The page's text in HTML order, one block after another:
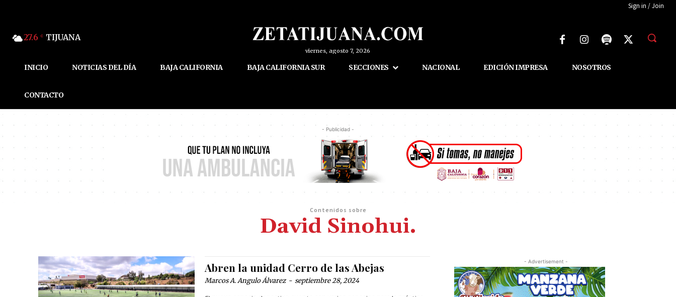
Sign in / Join
27.6 C TIJUANA
viernes, agosto 7, 2026
INICIO NOTICIAS DEL DÍA BAJA CALIFORNIA BAJA CALIFORNIA SUR SECCIONES NACIONAL EDICIÓN IMPRESA NOSOTROS
CONTACTO
- Publicidad -
Contenidos sobre
David Sinohui.
Abren la unidad Cerro de las Abejas
Marcos A. Angulo Álvarez - septiembre 28, 2024
- Advertisement -